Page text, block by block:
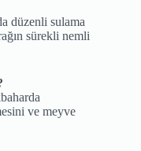
düzenli sulama
sürekli nemli
ve meyve